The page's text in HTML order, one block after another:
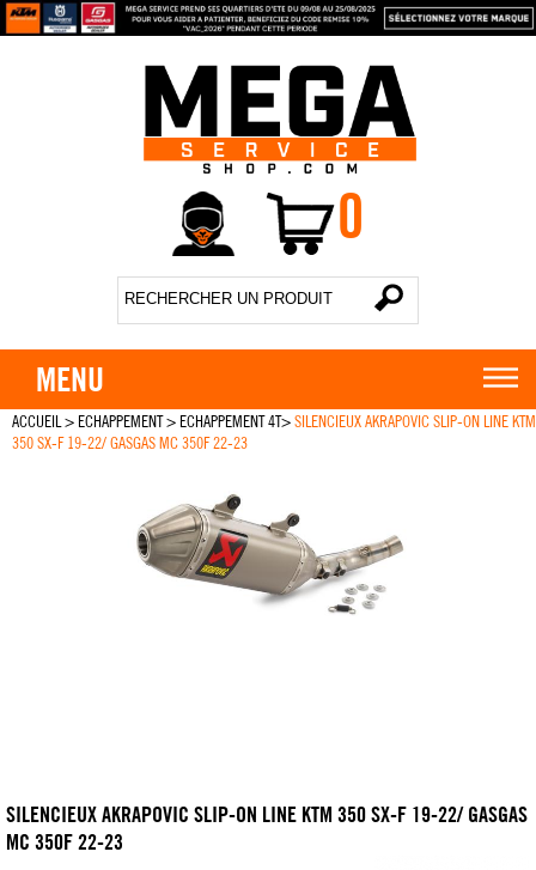
0
MENU
ACCUEIL> ECHAPPEMENT> ECHAPPEMENT 4T>SILENCIEUX AKRAPOVIC SLIP-ON LINE KTM
350 SX-F 19-22/ GASGAS MC 350F 22-23
SILENCIEUX AKRAPOVIC SLIP-ON LINE KTM 350 SX-F 19-22/ GASGAS
MC 350F 22-23